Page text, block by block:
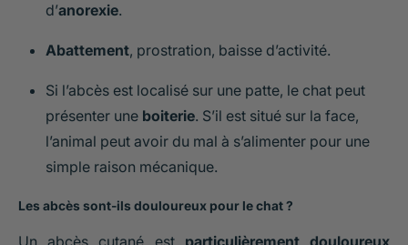
d’anorexie.
Abattement, prostration, baisse d’activité.
Si l’abcès est localisé sur une patte, le chat peut
présenter une boiterie. S’il est situé sur la face,
l’animal peut avoir du mal à s’alimenter pour une
simple raison mécanique.
Les abcès sont-ils douloureux pour le chat ?